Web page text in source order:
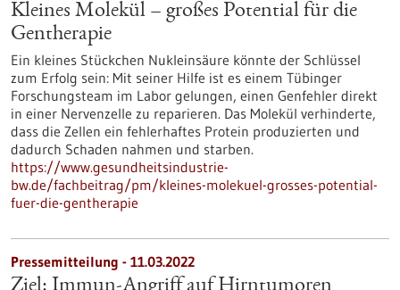
Kleines Molekül – großes Potential für die
Gentherapie
Ein kleines Stückchen Nukleinsäure könnte der Schlüssel
zum Erfolg sein: Mit seiner Hilfe ist es einem Tübinger
Forschungsteam im Labor gelungen, einen Genfehler direkt
in einer Nervenzelle zu reparieren. Das Molekül verhinderte,
dass die Zellen ein fehlerhaftes Protein produzierten und
dadurch Schaden nahmen und starben.
https://www.gesundheitsindustrie-
bw.de/fachbeitrag/pm/kleines-molekuel-grosses-potential-
fuer-die-gentherapie
Pressemitteilung - 11.03.2022